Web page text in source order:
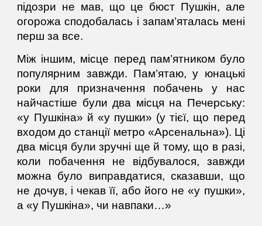
підозри не мав, що це бюст Пушкін, але
огорожа сподобалась і запам’яталась мені
перш за все.
Між іншим, місце перед пам’ятником було
популярним завжди. Пам’ятаю, у юнацькі
роки для призначення побачень у нас
найчастіше були два місця на Печерську:
«у Пушкіна» й «у пушки» (у тієї, що перед
входом до станції метро «Арсенальна»). Ці
два місця були зручні ще й тому, що в разі,
коли побачення не відбувалося, завжди
можна було виправдатися, сказавши, що
не дочув, і чекав її, або його не «у пушки»,
а «у Пушкіна», чи навпаки…»